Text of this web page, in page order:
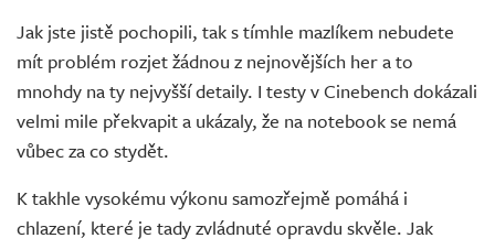
Jak jste jistě pochopili, tak s tímhle mazlíkem nebudete
mít problém rozjet žádnou z nejnovějších her a to
mnohdy na ty nejvyšší detaily. I testy v Cinebench dokázali
velmi mile překvapit a ukázaly, že na notebook se nemá
vůbec za co stydět.
K takhle vysokému výkonu samozřejmě pomáhá i
chlazení, které je tady zvládnuté opravdu skvěle. Jak